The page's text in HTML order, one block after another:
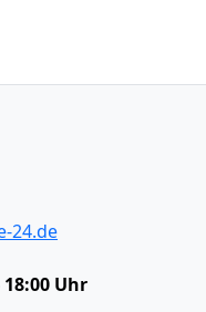
24.de
18:00 Uhr